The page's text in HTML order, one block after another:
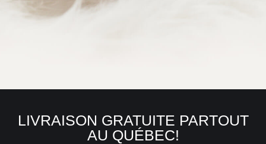
LIVRAISON GRATUITE PARTOUT
AU QUÉBEC!